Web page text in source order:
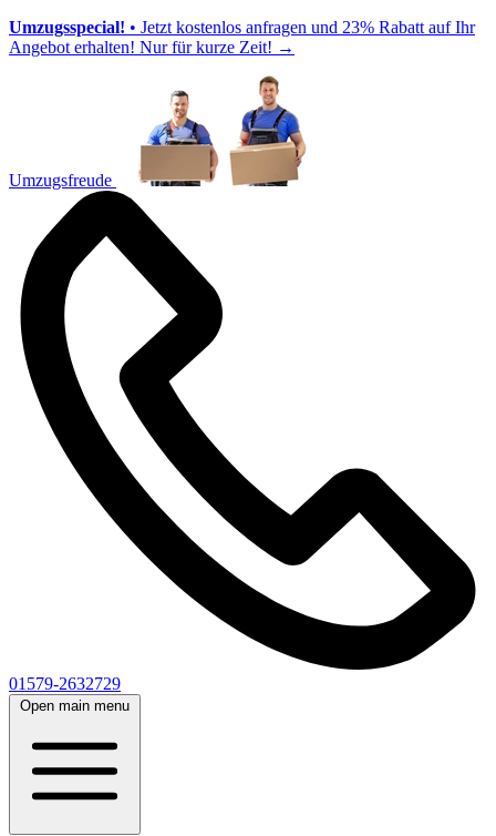
Umzugsspecial! • Jetzt kostenlos anfragen und 23% Rabatt auf Ihr
Angebot erhalten! Nur für kurze Zeit! →
Umzugsfreude
01579-2632729
Open main menu